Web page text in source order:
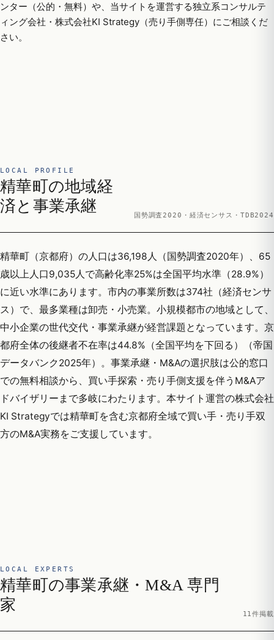
ンター（公的・無料）や、当サイトを運営する独立系コンサルテ
ィング会社・株式会社KI Strategy（売り手側専任）にご相談くだ
さい。
LOCAL PROFILE
精華町の地域経
済と事業承継
国勢調査2020・経済センサス・TDB2024
精華町（京都府）の人口は36,198人（国勢調査2020年）、65
歳以上人口9,035人で高齢化率25%は全国平均水準（28.9%）
に近い水準にあります。市内の事業所数は374社（経済センサ
ス）で、最多業種は卸売・小売業。小規模都市の地域として、
中小企業の世代交代・事業承継が経営課題となっています。京
都府全体の後継者不在率は44.8%（全国平均を下回る）（帝国
データバンク2025年）。事業承継・M&Aの選択肢は公的窓口
での無料相談から、買い手探索・売り手側支援を伴うM&Aア
ドバイザリーまで多岐にわたります。本サイト運営の株式会社
KI Strategyでは精華町を含む京都府全域で買い手・売り手双
方のM&A実務をご支援しています。
LOCAL EXPERTS
精華町の事業承継・M&A 専門
家
11件掲載